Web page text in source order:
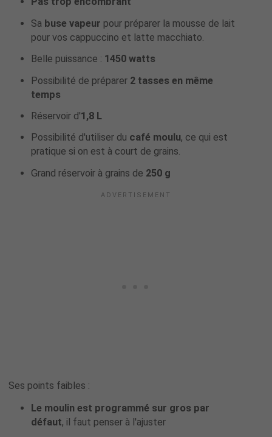
Sa buse vapeur pour préparer la mousse de lait
pour vos cappuccino et latte macchiato.
Belle puissance : 1450 watts
Possibilité de préparer 2 tasses en même
temps
Réservoir d'1,8 L
Possibilité d'utiliser du café moulu, ce qui est
pratique si on est à court de grains.
Grand réservoir à grains de 250 g
Ses points faibles :
Le moulin est programmé sur gros par
défaut, il faut penser à l'ajuster